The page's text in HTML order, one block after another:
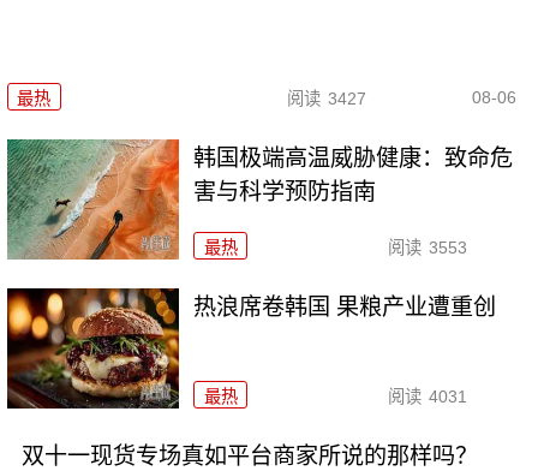
最热 阅读 3427 08-06
韩国极端高温威胁健康：致命危
害与科学预防指南
最热 阅读 3553
热浪席卷韩国 果粮产业遭重创
最热 阅读 4031
双十一现货专场真如平台商家所说的那样吗？